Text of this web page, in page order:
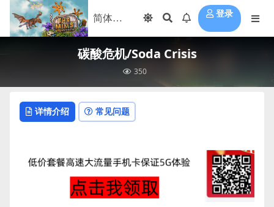
登录
碳酸危机/Soda Crisis
350
详情介绍 常见问题